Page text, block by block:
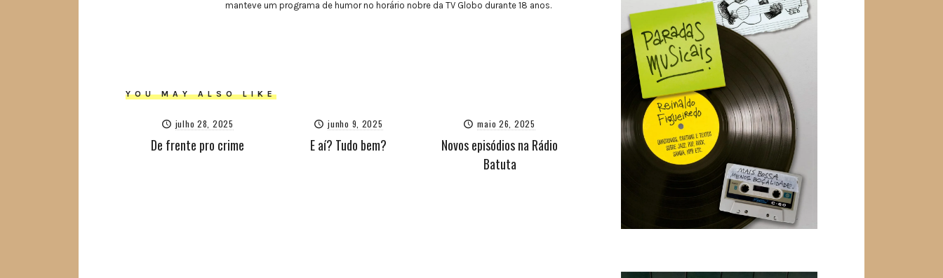
manteve um programa de humor no horário nobre da TV Globo durante 18 anos.
YOU MAY ALSO LIKE
julho 28, 2025
De frente pro crime
junho 9, 2025
E aí? Tudo bem?
maio 26, 2025
Novos episódios na Rádio
Batuta